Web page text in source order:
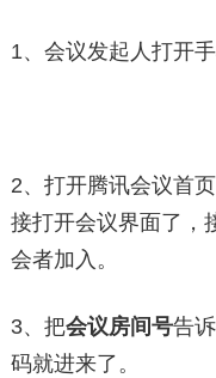
1、会议发起人打开
2、打开腾讯会议首
接打开会议界面了，
会者加入。
3、把会议房间号告
码就进来了。